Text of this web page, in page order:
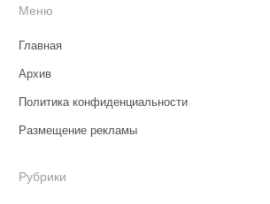
Меню
Главная
Архив
Политика конфиденциальности
Размещение рекламы
Рубрики